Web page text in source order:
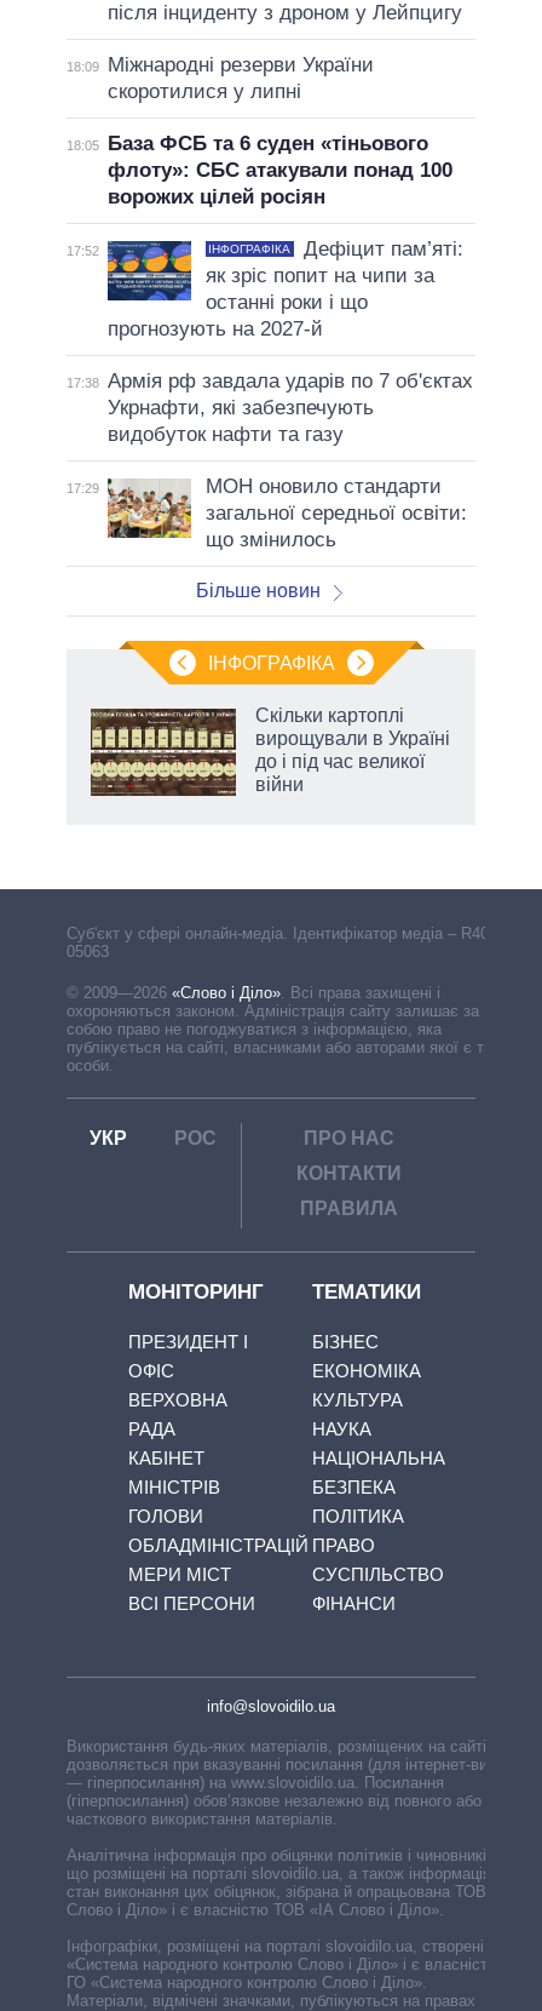
після інциденту з дроном у Лейпцигу
18:09
Міжнародні резерви України
скоротилися у липні
18:05
База ФСБ та 6 суден «тіньового
флоту»: СБС атакували понад 100
ворожих цілей росіян
17:52 ІНФОГРАФІКА
Дефіцит пам’яті:
як зріс попит на чипи за
останні роки і що
прогнозують на 2027-й
17:38 Армія рф завдала ударів по 7 об'єктах
Укрнафти, які забезпечують
видобуток нафти та газу
17:29
МОН оновило стандарти
загальної середньої освіти:
що змінилось
Більше новин
ІНФОГРАФІКА
Скільки картоплі
вирощували в Україні
до і під час великої
війни
Cуб'єкт у сфері онлайн-медіа. Ідентифікатор медіа – R40-
05063
© 2009—2026 «Слово і Діло». Всі права захищені і
охороняються законом. Адміністрація сайту залишає за
собою право не погоджуватися з інформацією, яка
публікується на сайті, власниками або авторами якої є треті
особи.
УКР РОС
ПРО НАС
КОНТАКТИ
ПРАВИЛА
МОНІТОРИНГ
ПРЕЗИДЕНТ І
ОФІС
ВЕРХОВНА
РАДА
КАБІНЕТ
МІНІСТРІВ
ГОЛОВИ
ОБЛАДМІНІСТРАЦІЙ
МЕРИ МІСТ
ВСІ ПЕРСОНИ
ТЕМАТИКИ
БІЗНЕС
ЕКОНОМІКА
КУЛЬТУРА
НАУКА
НАЦІОНАЛЬНА
БЕЗПЕКА
ПОЛІТИКА
ПРАВО
СУСПІЛЬСТВО
ФІНАНСИ
info@slovoidilo.ua
Використання будь-яких матеріалів, розміщених на сайті,
дозволяється при вказуванні посилання (для інтернет-видань
— гіперпосилання) на www.slovoidilo.ua. Посилання
(гіперпосилання) обов’язкове незалежно від повного або
часткового використання матеріалів.
Аналітична інформація про обіцянки політиків і чиновників,
що розміщені на порталі slovoidilo.ua, а також інформація про
стан виконання цих обіцянок, зібрана й опрацьована ТОВ «ІА
Слово і Діло» і є власністю ТОВ «ІА Слово і Діло».
Інфографіки, розміщені на порталі slovoidilo.ua, створені ГО
«Система народного контролю Слово і Діло» і є власністю
ГО «Система народного контролю Слово і Діло».
Матеріали, відмічені значками, публікуються на правах